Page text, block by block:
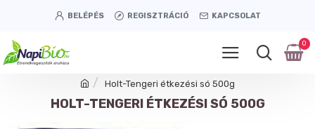
BELÉPÉS REGISZTRÁCIÓ KAPCSOLAT
0
Holt-Tengeri étkezési só 500g
HOLT-TENGERI ÉTKEZÉSI SÓ 500G